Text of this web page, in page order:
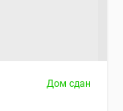
Дом сдан